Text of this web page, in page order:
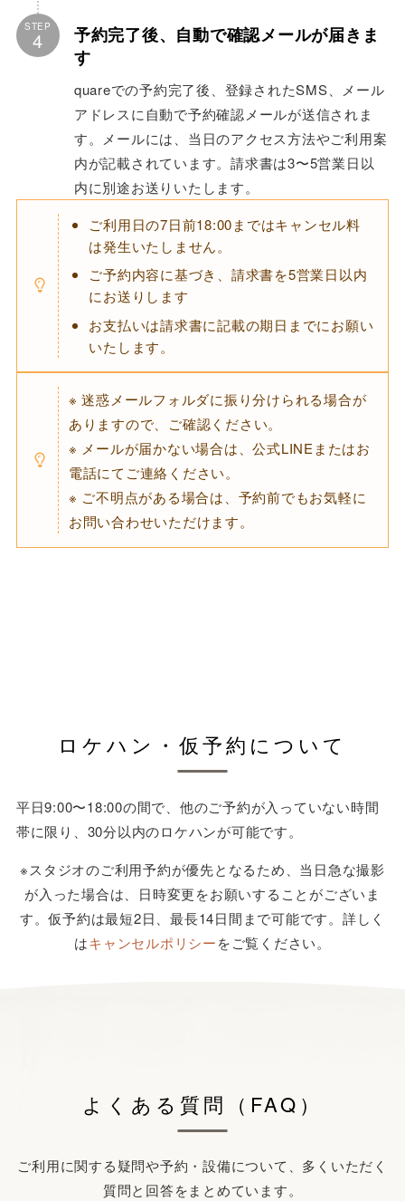
STEP
4
予約完了後、自動で確認メールが届きま
す
quareでの予約完了後、登録されたSMS、メール
アドレスに自動で予約確認メールが送信されま
す。メールには、当日のアクセス方法やご利用案
内が記載されています。請求書は3〜5営業日以
内に別途お送りいたします。
ご利用日の7日前18:00まではキャンセル料
は発生いたしません。
ご予約内容に基づき、請求書を5営業日以内
にお送りします
お支払いは請求書に記載の期日までにお願い
いたします。
※ 迷惑メールフォルダに振り分けられる場合が
ありますので、ご確認ください。
※ メールが届かない場合は、公式LINEまたはお
電話にてご連絡ください。
※ ご不明点がある場合は、予約前でもお気軽に
お問い合わせいただけます。
ロケハン・仮予約について
平日9:00〜18:00の間で、他のご予約が入っていない時間
帯に限り、30分以内のロケハンが可能です。
※スタジオのご利用予約が優先となるため、当日急な撮影
が入った場合は、日時変更をお願いすることがございま
す。仮予約は最短2日、最長14日間まで可能です。詳しく
はキャンセルポリシーをご覧ください。
よくある質問（FAQ）
ご利用に関する疑問や予約・設備について、多くいただく
質問と回答をまとめています。